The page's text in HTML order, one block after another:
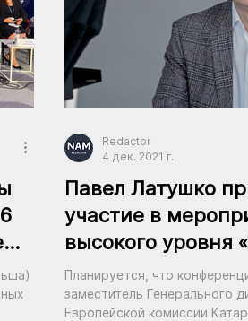
Павел Латушко
участие в
высокого уровня
Восточного
ЕС»
Планируется, что
заместитель Генерального
Европейской комиссии
Redactor
4 дек. 2021 г.